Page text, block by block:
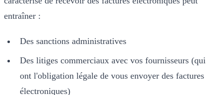
entraîner :
Des sanctions administratives
Des litiges commerciaux avec vos fournisseurs (qui
ont l'obligation légale de vous envoyer des factures
électroniques)